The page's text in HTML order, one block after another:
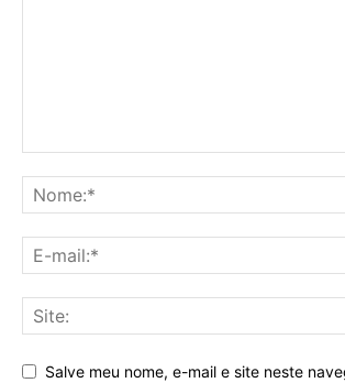
Salve meu nome, e-mail e site neste